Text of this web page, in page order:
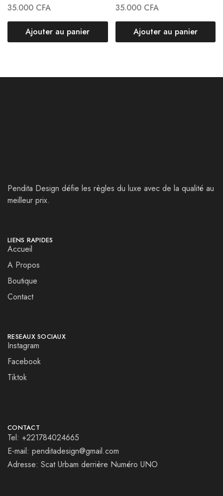
35.000 CFA
Ajouter au panier
35.000 CFA
Ajouter au panier
Pendita Design défie les règles du luxe avec de la qualité au
meilleur prix.
LIENS RAPIDES
Accueil
A Propos
Boutique
Contact
RESEAUX SOCIAUX
Instagram
Facebook
Tiktok
CONTACT
Tel: +221784024665
E-mail: penditadesign@gmail.com
Adresse: Scat Urbam derrière Numéro UNO